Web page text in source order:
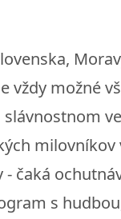
vždy možné
milovníkov
- čaká
s